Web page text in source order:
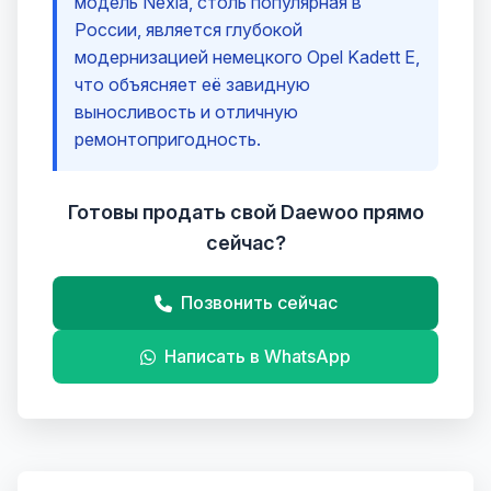
России, является глубокой
модернизацией немецкого Opel Kadett E,
что объясняет её завидную
выносливость и отличную
ремонтопригодность.
Готовы продать свой Daewoo прямо
сейчас?
Позвонить сейчас
Написать в WhatsApp